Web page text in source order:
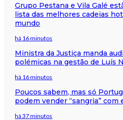
Grupo Pestana e Vila Galé
lista das melhores cadeias
mundo
há 16 minutos
Ministra da Justiça manda
polémicas na gestão de Luís
há 16 minutos
Poucos sabem, mas só
podem vender “sangria” com
há 37 minutos